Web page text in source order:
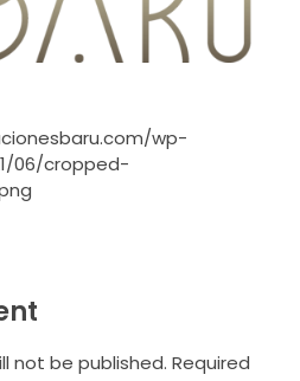
wp-
06/cropped-
not be published. Required